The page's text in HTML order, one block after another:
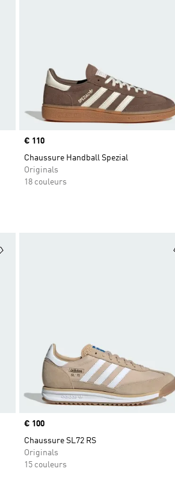
Prix
€ 110
Chaussure Handball Spezial
Originals
18 couleurs
Prix
€ 100
Chaussure SL72 RS
Originals
15 couleurs